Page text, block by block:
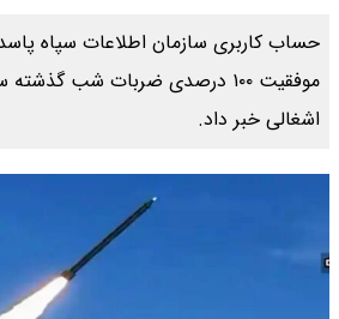
حساب کاربری سازمان اطلاعات سپاه
موفقیت ۱۰۰ درصدی ضربات شب
اشغالی خبر داد.